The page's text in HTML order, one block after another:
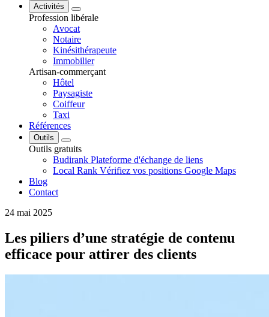
Activités
Profession libérale
Avocat
Notaire
Kinésithérapeute
Immobilier
Artisan-commerçant
Hôtel
Paysagiste
Coiffeur
Taxi
Références
Outils
Outils gratuits
Budirank Plateforme d'échange de liens
Local Rank Vérifiez vos positions Google Maps
Blog
Contact
24 mai 2025
Les piliers d’une stratégie de contenu
efficace pour attirer des clients